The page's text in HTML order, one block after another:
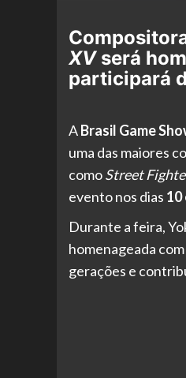
XVserá
participará
ABrasil Game
uma das maiores
comoStreet
evento nos dias 10
Durante a feira,
homenageada
gerações e